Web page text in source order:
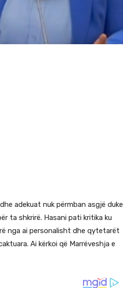
adekuat nuk përmban asgjë duke
ta shkrirë. Hasani pati kritika ku
nga ai personalisht dhe qytetarët
Ai kërkoi që Marrëveshja e